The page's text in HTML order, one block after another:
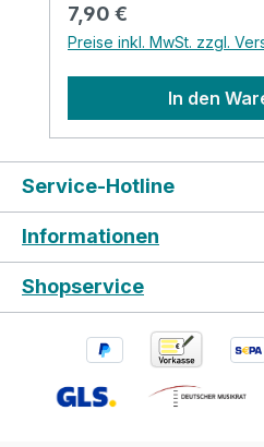
Regulärer Preis:
7,90 €
Preise inkl. MwSt. zzgl.
In den
Service-Hotline
Informationen
Shopservice